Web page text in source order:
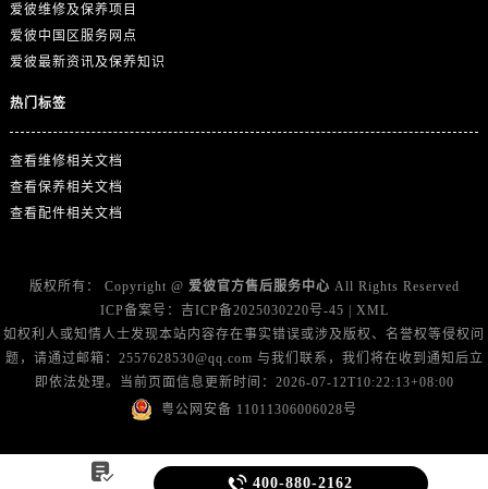
山东省潍坊市奎文区东风东街爱彼售后服务中心（需提前预约）
浙江省杭州市上城区钱江路1366号华润大厦A座5层503-5室爱彼售后服务中心（需提前预约）
浙江省嘉兴市南湖区广益路705号嘉兴世界贸易中心A座13层1304室爱彼售后服务中心（需提前预约）
浙江省金华市金东区东市南街777号金华万达广场4号楼22楼2209室爱彼售后服务中心（需提前预约）
爱彼维修及保养项目
爱彼中国区服务网点
爱彼最新资讯及保养知识
热门标签
查看维修相关文档
查看保养相关文档
查看配件相关文档
版权所有： Copyright @ 爱彼官方售后服务中心 All Rights Reserved
ICP备案号： 吉ICP备2025030220号-45 | XML
如权利人或知情人士发现本站内容存在事实错误或涉及版权、名誉权等侵权问
题，请通过邮箱：2557628530@qq.com 与我们联系，我们将在收到通知后立
即依法处理。当前页面信息更新时间：2026-07-12T10:22:13+08:00
粤公网安备 11011306006028号
  400-880-2162